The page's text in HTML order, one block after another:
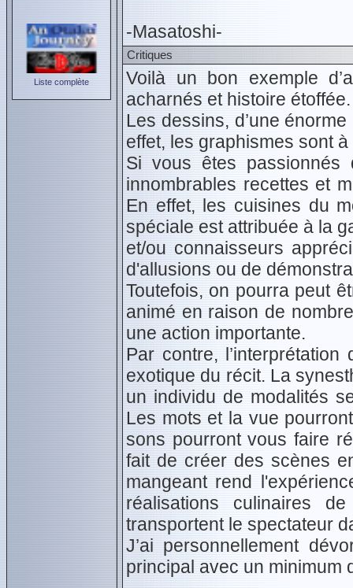
Liste complète
-Masatoshi-
Critiques
Voilà un bon exemple
acharnés et histoire étoffée.
Les dessins, d’une
effet, les graphismes sont
Si vous êtes
innombrables recettes et
En effet, les cuisines du
spéciale est attribuée à la
et/ou connaisseurs
d'allusions ou de
Toutefois, on pourra peut
animé en raison de
une action importante.
Par contre,
exotique du récit. La
un individu de modalités
Les mots et la vue
sons pourront vous faire
fait de créer des scènes
mangeant rend
réalisations culinaires
transportent le spectateur
J’ai personnellement
principal avec un minimum